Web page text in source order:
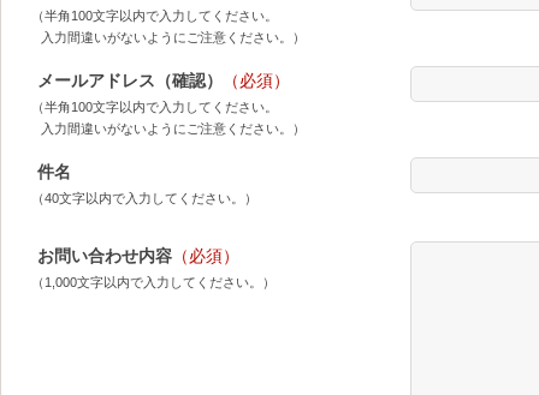
（半角100文字以内で入力してください。
入力間違いがないようにご注意ください。）
メールアドレス（確認） （必須）
（半角100文字以内で入力してください。
入力間違いがないようにご注意ください。）
件名
（40文字以内で入力してください。）
お問い合わせ内容 （必須）
（1,000文字以内で入力してください。）